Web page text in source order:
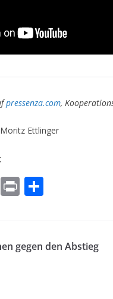
pressenza.com,
Ettlinger
E Pr
n
gegen den Abstieg